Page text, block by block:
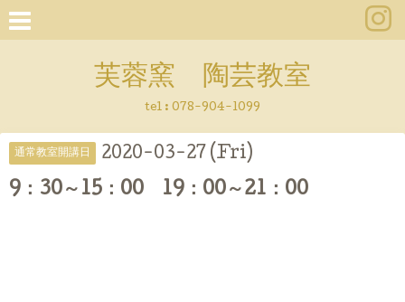
芙蓉窯 陶芸教室
tel : 078-904-1099
通常教室開講日 2020-03-27 (Fri)
9：30～15：00 19：00～21：00